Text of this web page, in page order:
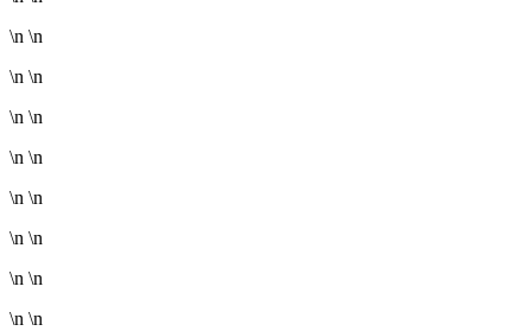
\n \n
\n \n
\n \n
\n \n
\n \n
\n \n
\n \n
\n \n